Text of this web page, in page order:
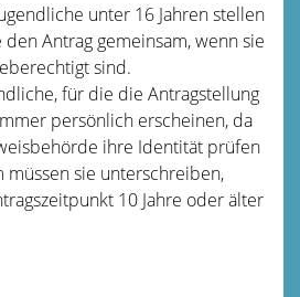
unter 16 Jahren stellen
Antrag gemeinsam, wenn sie
sind.
für die die Antragstellung
persönlich erscheinen, da
ihre Identität prüfen
müssen sie unterschreiben,
10 Jahre oder älter